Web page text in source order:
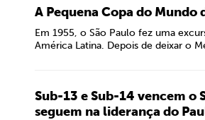
A Pequena Copa do Mundo
Em 1955, o São Paulo fez uma
América Latina. Depois de deixar o
Sub-13 e Sub-14 vencem o
seguem na liderança do